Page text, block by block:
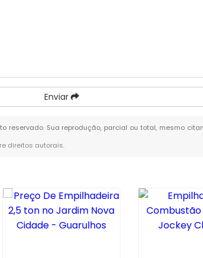
Enviar
reservado. Sua reprodução, parcial ou total, mesmo
direitos autorais.